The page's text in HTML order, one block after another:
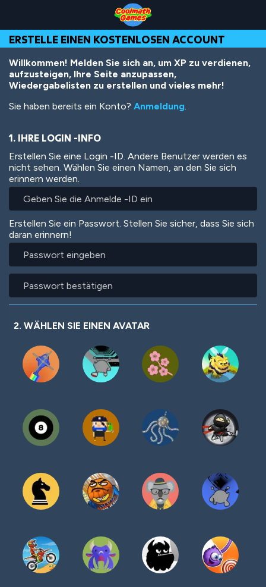
Top
of
Page
Navigation
Main
Content
Footer
Inhalt
ERSTELLE EINEN KOSTENLOSEN ACCOUNT
Willkommen! Melden Sie sich an, um XP zu verdienen,
aufzusteigen, Ihre Seite anzupassen,
Wiedergabelisten zu erstellen und vieles mehr!
Sie haben bereits ein Konto? Anmeldung.
1. IHRE LOGIN -INFO
Erstellen Sie eine Login -ID. Andere Benutzer werden es
nicht sehen. Wählen Sie einen Namen, an den Sie sich
erinnern werden.
Erstellen Sie ein Passwort. Stellen Sie sicher, dass Sie sich
daran erinnern!
eingeben
bestätigen
2. WÄHLEN SIE EINEN AVATAR